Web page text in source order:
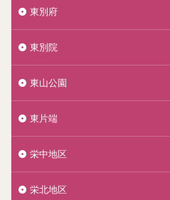
東別府
東別院
東山公園
東片端
栄中地区
栄北地区